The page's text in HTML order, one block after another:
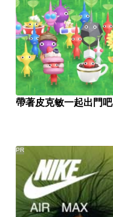
帶著皮克敏一起出門吧
PR